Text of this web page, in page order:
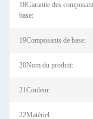
18Garantie des
base:
19Composants de base:
20Nom du produit:
21Couleur:
22Matériel: